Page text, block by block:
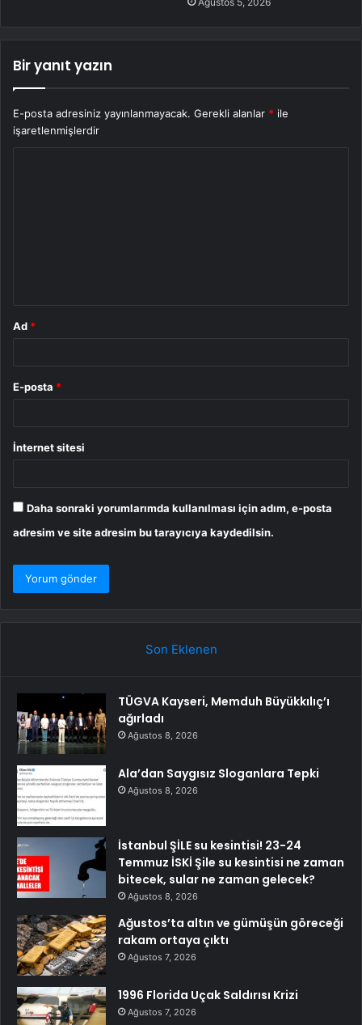
Bir yanıt yazın
E-posta adresiniz yayınlanmayacak. Gerekli alanlar * ile
işaretlenmişlerdir
Ad *
E-posta *
İnternet sitesi
Daha sonraki yorumlarımda kullanılması için adım, e-posta
adresim ve site adresim bu tarayıcıya kaydedilsin.
Son Eklenen
TÜGVA Kayseri, Memduh Büyükkılıç’ı
ağırladı
Ağustos 8, 2026
Ala’dan Saygısız Sloganlara Tepki
Ağustos 8, 2026
İstanbul ŞİLE su kesintisi! 23-24
Temmuz İSKİ Şile su kesintisi ne zaman
bitecek, sular ne zaman gelecek?
Ağustos 8, 2026
Ağustos’ta altın ve gümüşün göreceği
rakam ortaya çıktı
Ağustos 7, 2026
1996 Florida Uçak Saldırısı Krizi
Ağustos 7, 2026